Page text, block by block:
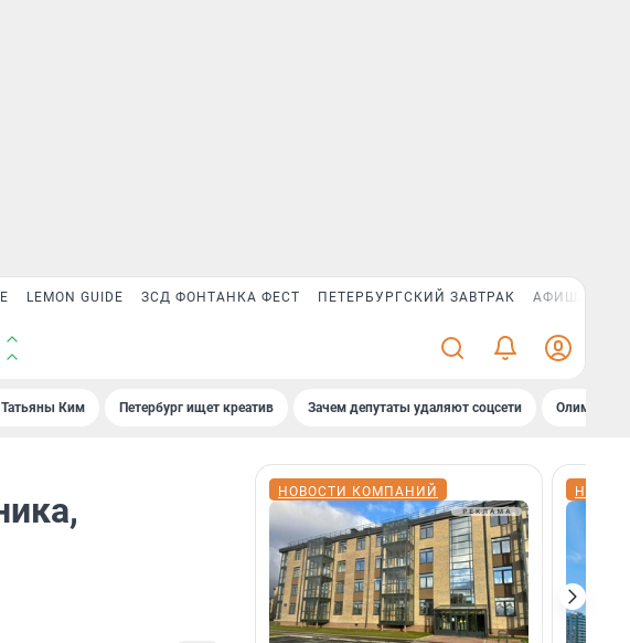
LEMON GUIDE ЗСД ФОНТАНКА ФЕСТ ПЕТЕРБУРГСКИЙ ЗАВТРАК АФИША PLUS
Татьяны Ким Петербург ищет креатив Зачем депутаты удаляют соцсети
НОВОСТИ КОМПАНИЙ